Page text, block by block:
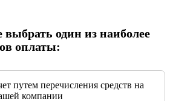
один из наиболее
оплаты:
путем перечисления средств на
компании